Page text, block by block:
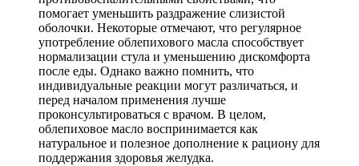
помогает уменьшить раздражение слизистой
оболочки. Некоторые отмечают, что регулярное
употребление облепихового масла способствует
нормализации стула и уменьшению дискомфорта
после еды. Однако важно помнить, что
индивидуальные реакции могут различаться, и
перед началом применения лучше
проконсультироваться с врачом. В целом,
облепиховое масло воспринимается как
натуральное и полезное дополнение к рациону для
поддержания здоровья желудка.